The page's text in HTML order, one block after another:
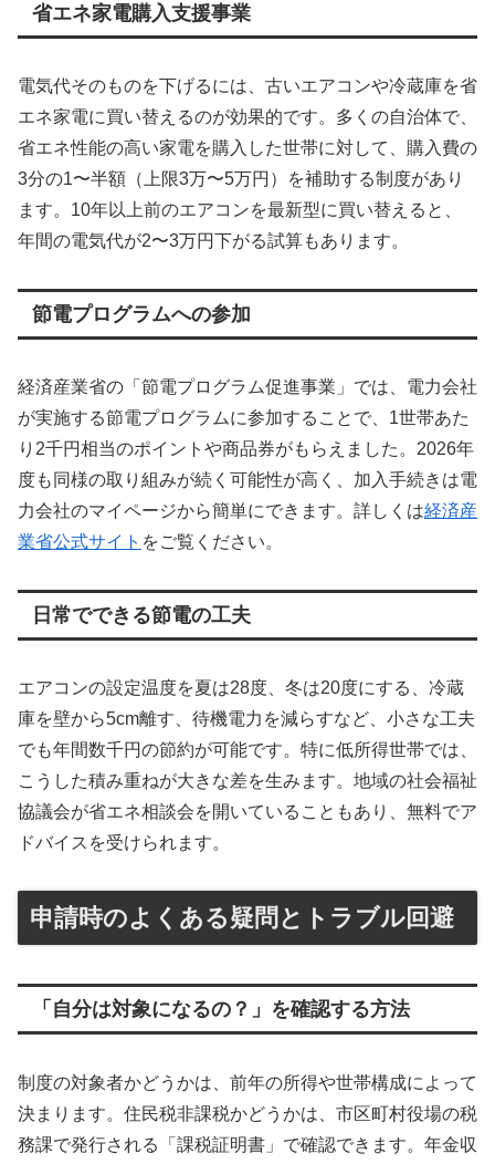
省エネ家電購入支援事業
電気代そのものを下げるには、古いエアコンや冷蔵庫を省
エネ家電に買い替えるのが効果的です。多くの自治体で、
省エネ性能の高い家電を購入した世帯に対して、購入費の
3分の1〜半額（上限3万〜5万円）を補助する制度があり
ます。10年以上前のエアコンを最新型に買い替えると、
年間の電気代が2〜3万円下がる試算もあります。
節電プログラムへの参加
経済産業省の「節電プログラム促進事業」では、電力会社
が実施する節電プログラムに参加することで、1世帯あた
り2千円相当のポイントや商品券がもらえました。2026年
度も同様の取り組みが続く可能性が高く、加入手続きは電
力会社のマイページから簡単にできます。詳しくは経済産
業省公式サイト をご覧ください。
日常でできる節電の工夫
エアコンの設定温度を夏は28度、冬は20度にする、冷蔵
庫を壁から5cm離す、待機電力を減らすなど、小さな工夫
でも年間数千円の節約が可能です。特に低所得世帯では、
こうした積み重ねが大きな差を生みます。地域の社会福祉
協議会が省エネ相談会を開いていることもあり、無料でア
ドバイスを受けられます。
申請時のよくある疑問とトラブル回避
「自分は対象になるの？」を確認する方法
制度の対象者かどうかは、前年の所得や世帯構成によって
決まります。住民税非課税かどうかは、市区町村役場の税
務課で発行される「課税証明書」で確認できます。年金収